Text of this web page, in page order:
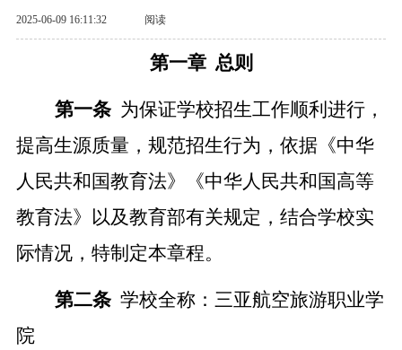
2025-06-09 16:11:32 阅读
第一章 总则
第一条 为保证学校招生工作顺利进行，
提高生源质量，规范招生行为， 依据《中华
人民共和国教育法》《中华人民共和国高等
教育法》 以及教育部有关规定， 结合学校实
际情况，特制定本章程。
第二条 学校全称：三亚航空旅游职业学
院